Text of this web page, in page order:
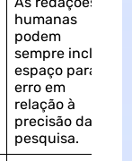
humanas
podem
sempre incluir
espaço para
erro em
relação à
precisão da
pesquisa.